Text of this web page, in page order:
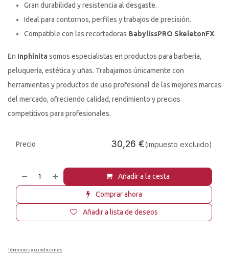
Gran durabilidad y resistencia al desgaste.
Ideal para contornos, perfiles y trabajos de precisión.
Compatible con las recortadoras BabylissPRO SkeletonFX.
En Inphinita somos especialistas en productos para barbería,
peluquería, estética y uñas. Trabajamos únicamente con
herramientas y productos de uso profesional de las mejores marcas
del mercado, ofreciendo calidad, rendimiento y precios
competitivos para profesionales.
Añadir a la cesta
Comprar ahora
Añadir a lista de deseos
Precio 30,26 €(impuesto excluido)
Términos y condiciones